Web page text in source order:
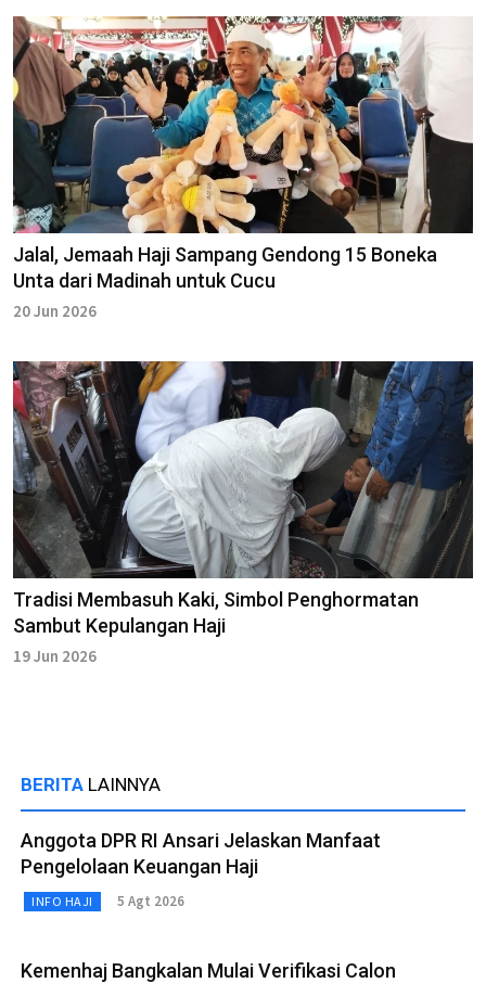
Jalal, Jemaah Haji Sampang Gendong 15 Boneka
Unta dari Madinah untuk Cucu
20 Jun 2026
Tradisi Membasuh Kaki, Simbol Penghormatan
Sambut Kepulangan Haji
19 Jun 2026
BERITA LAINNYA
Anggota DPR RI Ansari Jelaskan Manfaat
Pengelolaan Keuangan Haji
INFO HAJI 5 Agt 2026
Kemenhaj Bangkalan Mulai Verifikasi Calon